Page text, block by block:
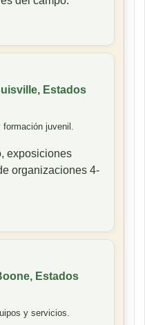
Estados
juvenil.
exposiciones
organizaciones 4-
Estados
y servicios.